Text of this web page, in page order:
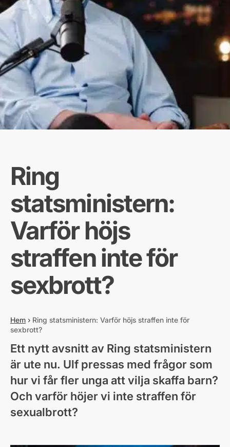
Ring
statsministern:
Varför höjs
straffen inte för
sexbrott?
Hem › Ring statsministern: Varför höjs straffen inte för
sexbrott?
Ett nytt avsnitt av Ring statsministern
är ute nu. Ulf pressas med frågor som
hur vi får fler unga att vilja skaffa barn?
Och varför höjer vi inte straffen för
sexualbrott?